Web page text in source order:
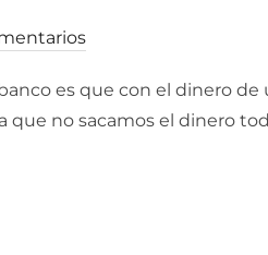
es que con el dinero de
que no sacamos el dinero